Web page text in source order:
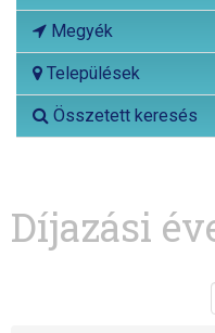
Megyék
Települések
Összetett keresés
Díjazási